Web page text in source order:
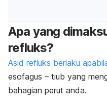
Apa yang
refluks?
Asid refluks berlaku
esofagus – tiub yang
bahagian perut anda.